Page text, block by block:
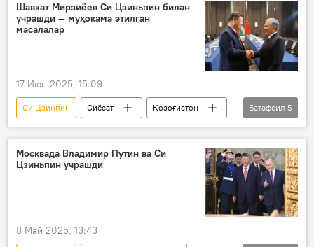
Шавкат Мирзиёев Си Цзиньпин билан
учрашди — муҳокама этилган
масалалар
17 Июн 2025, 15:09
Си Цзинпин Сиёсат
Қозоғистон
Остона
Ўзбекистон
Хитой
Шавкат Мирзиёев
Марказий Осиё
Батафсил 5
Москвада Владимир Путин ва Си
Цзиньпин учрашди
8 Май 2025, 13:43